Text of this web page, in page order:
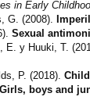
in Early
G. (2008).
Sexual
E. y Huuki, T.
P. (2018).
Girls, boys and